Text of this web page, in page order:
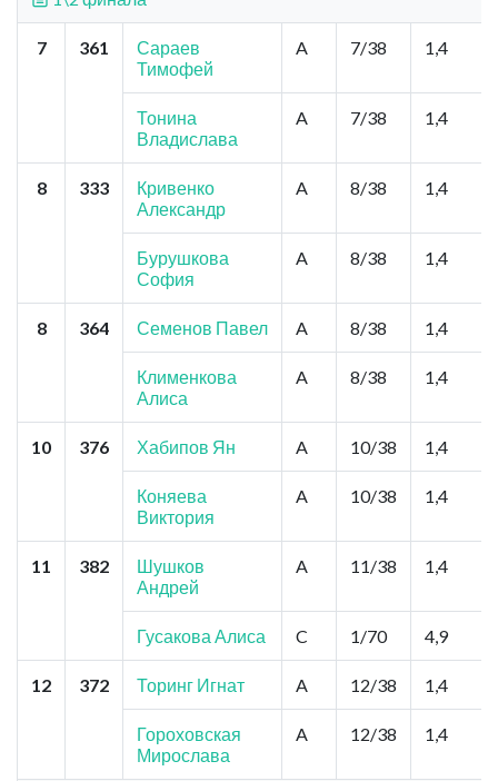
7 361
Сараев
Тимофей
A 7/38 1,4
Тонина
Владислава
A 7/38 1,4
8 333
Кривенко
Александр
A 8/38 1,4
Бурушкова
София
A 8/38 1,4
8 364 Семенов Павел A 8/38 1,4
Клименкова
Алиса
A 8/38 1,4
10 376 Хабипов Ян A 10/38 1,4
Коняева
Виктория
A 10/38 1,4
11 382
Шушков
Андрей
A 11/38 1,4
Гусакова Алиса
C 1/70 4,9
12 372 Торинг Игнат A 12/38 1,4
Гороховская
Мирослава
A 12/38 1,4